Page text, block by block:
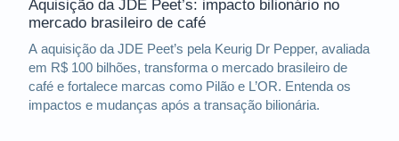
Aquisição da JDE Peet’s: impacto bilionário no
mercado brasileiro de café
A aquisição da JDE Peet’s pela Keurig Dr Pepper, avaliada
em R$ 100 bilhões, transforma o mercado brasileiro de
café e fortalece marcas como Pilão e L’OR. Entenda os
impactos e mudanças após a transação bilionária.